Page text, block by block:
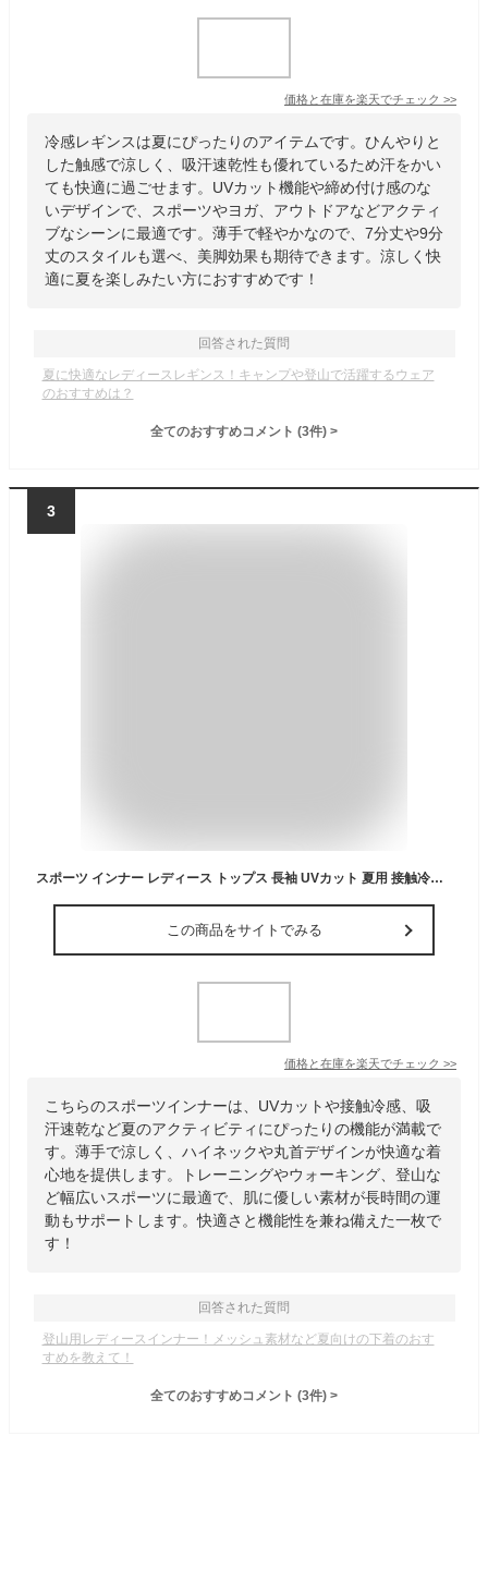
価格と在庫を楽天でチェック >>
冷感レギンスは夏にぴったりのアイテムです。ひんやりと
した触感で涼しく、吸汗速乾性も優れているため汗をかい
ても快適に過ごせます。UVカット機能や締め付け感のな
いデザインで、スポーツやヨガ、アウトドアなどアクティ
ブなシーンに最適です。薄手で軽やかなので、7分丈や9分
丈のスタイルも選べ、美脚効果も期待できます。涼しく快
適に夏を楽しみたい方におすすめです！
回答された質問
夏に快適なレディースレギンス！キャンプや登山で活躍するウェア
のおすすめは？
全てのおすすめコメント (3件) >
3
スポーツ インナー レディース トップス 長袖 UVカット 夏用 接触冷感 涼しい UVケア スポーツウェア 吸汗速乾 薄手 アンダーウェア ハイネック 丸首 Tシャツ トレーニング ウォーキング ジム 登山【iLegアイレッグ】【クールドライ】*1 *2-2t *y3-3t
この商品をサイトでみる
価格と在庫を楽天でチェック >>
こちらのスポーツインナーは、UVカットや接触冷感、吸
汗速乾など夏のアクティビティにぴったりの機能が満載で
す。薄手で涼しく、ハイネックや丸首デザインが快適な着
心地を提供します。トレーニングやウォーキング、登山な
ど幅広いスポーツに最適で、肌に優しい素材が長時間の運
動もサポートします。快適さと機能性を兼ね備えた一枚で
す！
回答された質問
登山用レディースインナー！メッシュ素材など夏向けの下着のおす
すめを教えて！
全てのおすすめコメント (3件) >